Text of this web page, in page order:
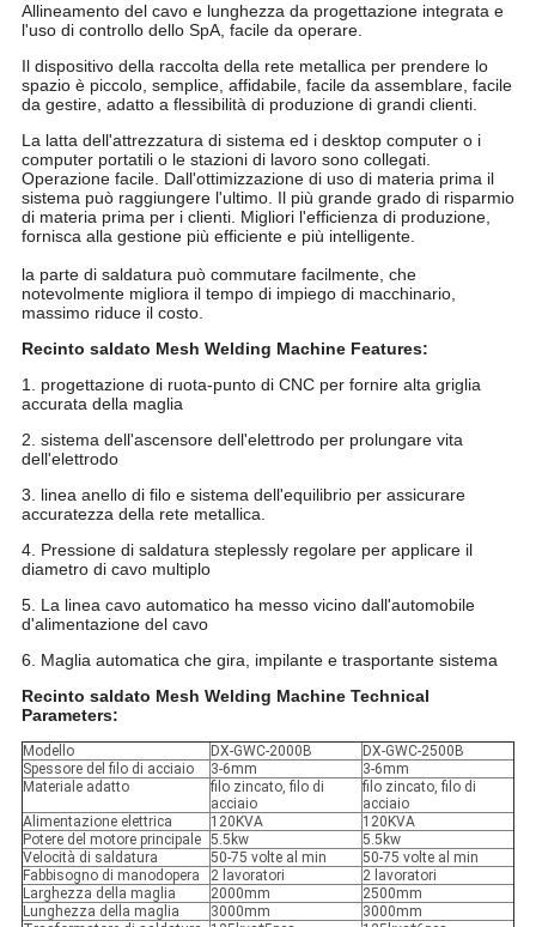
Allineamento del cavo e lunghezza da progettazione integrata e
l'uso di controllo dello SpA, facile da operare.
Il dispositivo della raccolta della rete metallica per prendere lo
spazio è piccolo, semplice, affidabile, facile da assemblare, facile
da gestire, adatto a flessibilità di produzione di grandi clienti.
La latta dell'attrezzatura di sistema ed i desktop computer o i
computer portatili o le stazioni di lavoro sono collegati.
Operazione facile. Dall'ottimizzazione di uso di materia prima il
sistema può raggiungere l'ultimo. Il più grande grado di risparmio
di materia prima per i clienti. Migliori l'efficienza di produzione,
fornisca alla gestione più efficiente e più intelligente.
la parte di saldatura può commutare facilmente, che
notevolmente migliora il tempo di impiego di macchinario,
massimo riduce il costo.
Recinto saldato Mesh Welding Machine Features:
1. progettazione di ruota-punto di CNC per fornire alta griglia
accurata della maglia
2. sistema dell'ascensore dell'elettrodo per prolungare vita
dell'elettrodo
3. linea anello di filo e sistema dell'equilibrio per assicurare
accuratezza della rete metallica.
4. Pressione di saldatura steplessly regolare per applicare il
diametro di cavo multiplo
5. La linea cavo automatico ha messo vicino dall'automobile
d'alimentazione del cavo
6. Maglia automatica che gira, impilante e trasportante sistema
Recinto saldato Mesh Welding Machine Technical
Parameters:
Modello DX-GWC-2000B
DX-GWC-2500B
Spessore del filo di acciaio
3-6mm
3-6mm
Materiale adatto
filo zincato, filo di
acciaio
filo zincato, filo di
acciaio
Alimentazione elettrica
120KVA
120KVA
Potere del motore principale 5.5kw
5.5kw
Velocità di saldatura
50-75 volte al min
50-75 volte al min
Fabbisogno di manodopera
2 lavoratori
2 lavoratori
Larghezza della maglia
2000mm
2500mm
Lunghezza della maglia
3000mm
3000mm